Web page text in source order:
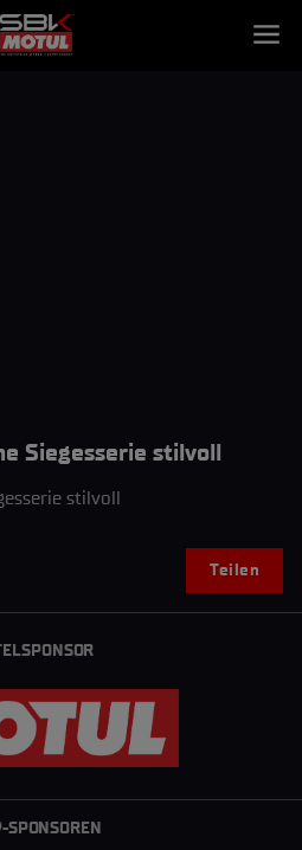
Siegesserie stilvoll
stilvoll
Teilen
SPONSOREN